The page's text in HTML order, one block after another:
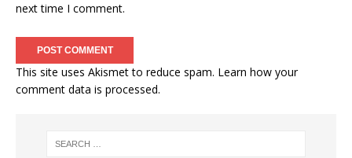
next time I comment.
This site uses Akismet to reduce spam. Learn how your
comment data is processed.